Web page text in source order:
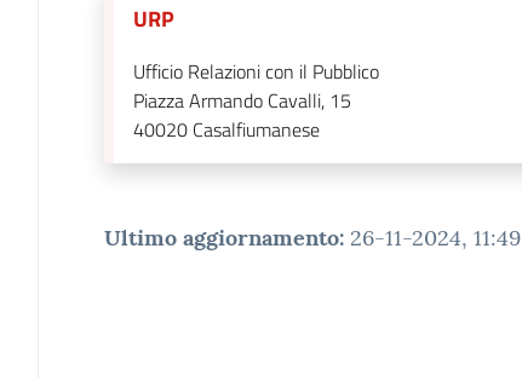
URP
Ufficio Relazioni con il Pubblico
Piazza Armando Cavalli, 15
40020 Casalfiumanese
Ultimo aggiornamento: 26-11-2024, 11:49